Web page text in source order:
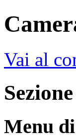
Vai al
Menu